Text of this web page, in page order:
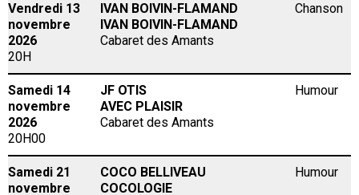
Vendredi 13
novembre
2026
20H
IVAN BOIVIN-FLAMAND
IVAN BOIVIN-FLAMAND
Cabaret des Amants
Chanson
Samedi 14
novembre
2026
20H00
JF OTIS
AVEC PLAISIR
Cabaret des Amants
Humour
Samedi 21
novembre
COCO BELLIVEAU
COCOLOGIE
Humour